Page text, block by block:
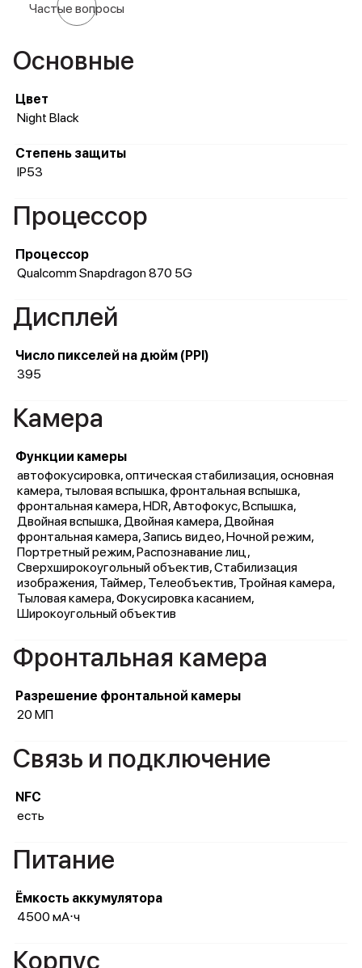
Частые вопросы
Основные
Цвет
Night Black
Степень защиты
IP53
Процессор
Процессор
Qualcomm Snapdragon 870 5G
Дисплей
Число пикселей на дюйм (PPI)
395
Камера
Функции камеры
автофокусировка, оптическая стабилизация, основная
камера, тыловая вспышка, фронтальная вспышка,
фронтальная камера, HDR, Автофокус, Вспышка,
Двойная вспышка, Двойная камера, Двойная
фронтальная камера, Запись видео, Ночной режим,
Портретный режим, Распознавание лиц,
Сверхширокоугольный объектив, Стабилизация
изображения, Таймер, Телеобъектив, Тройная камера,
Тыловая камера, Фокусировка касанием,
Широкоугольный объектив
Фронтальная камера
Разрешение фронтальной камеры
20 МП
Связь и подключение
NFC
есть
Питание
Ёмкость аккумулятора
4500 мА⋅ч
Корпус